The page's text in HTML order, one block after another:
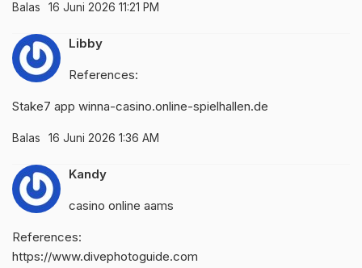
Balas 16 Juni 2026 11:21 PM
Libby
References:
Stake7 app winna-casino.online-spielhallen.de
Balas 16 Juni 2026 1:36 AM
Kandy
casino online aams
References:
https://www.divephotoguide.com